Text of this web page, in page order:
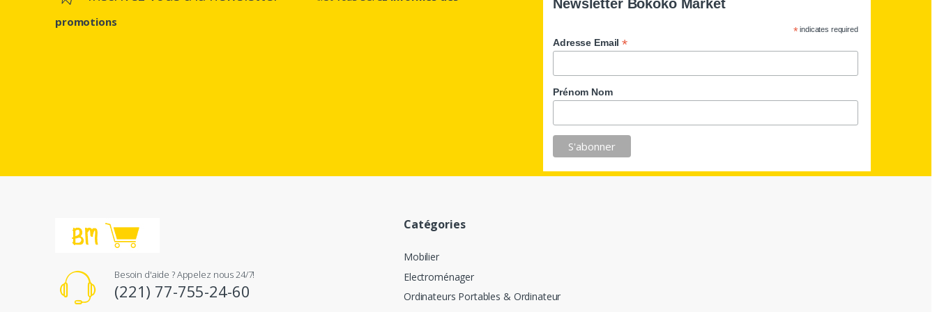
promotions
Newsletter Bokoko Market
*indicates required
Adresse Email*
Prénom Nom
Besoin d'aide ? Appelez nous 24/7!
(221) 77-755-24-60
Catégories
Mobilier
Electroménager
Ordinateurs Portables & Ordinateur